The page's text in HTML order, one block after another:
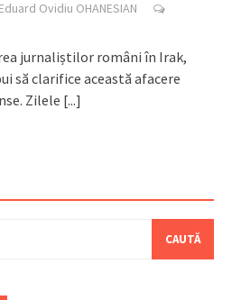
Eduard Ovidiu OHANESIAN
jurnaliștilor români în Irak,
să clarifice această afacere
Zilele [...]